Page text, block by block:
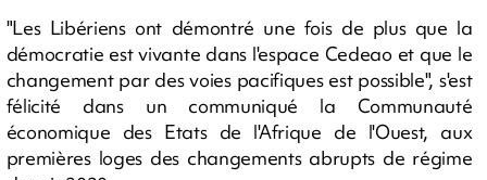
"Les Libériens ont démontré une fois de plus que la
démocratie est vivante dans l'espace Cedeao et que le
changement par des voies pacifiques est possible", s'est
félicité dans un communiqué la Communauté
économique des Etats de l'Afrique de l'Ouest, aux
premières loges des changements abrupts de régime